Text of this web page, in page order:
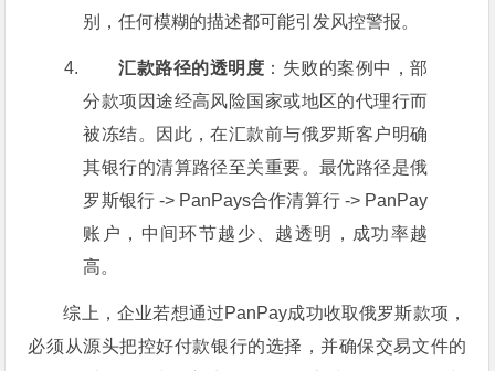
别，任何模糊的描述都可能引发风控警报。
汇款路径的透明度 ：失败的案例中，部
分款项因途经高风险国家或地区的代理行而
被冻结。因此，在汇款前与俄罗斯客户明确
其银行的清算路径至关重要。最优路径是俄
罗斯银行 -> PanPays合作清算行 -> PanPay
账户，中间环节越少、越透明，成功率越
高。
综上，企业若想通过PanPay成功收取俄罗斯款项，
必须从源头把控好付款银行的选择，并确保交易文件的